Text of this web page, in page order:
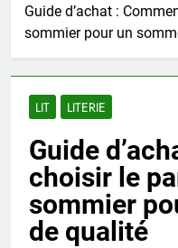
Guide d’achat :
sommier pour un
LIT LITERIE
Guide
choisir le
sommier
de qualité